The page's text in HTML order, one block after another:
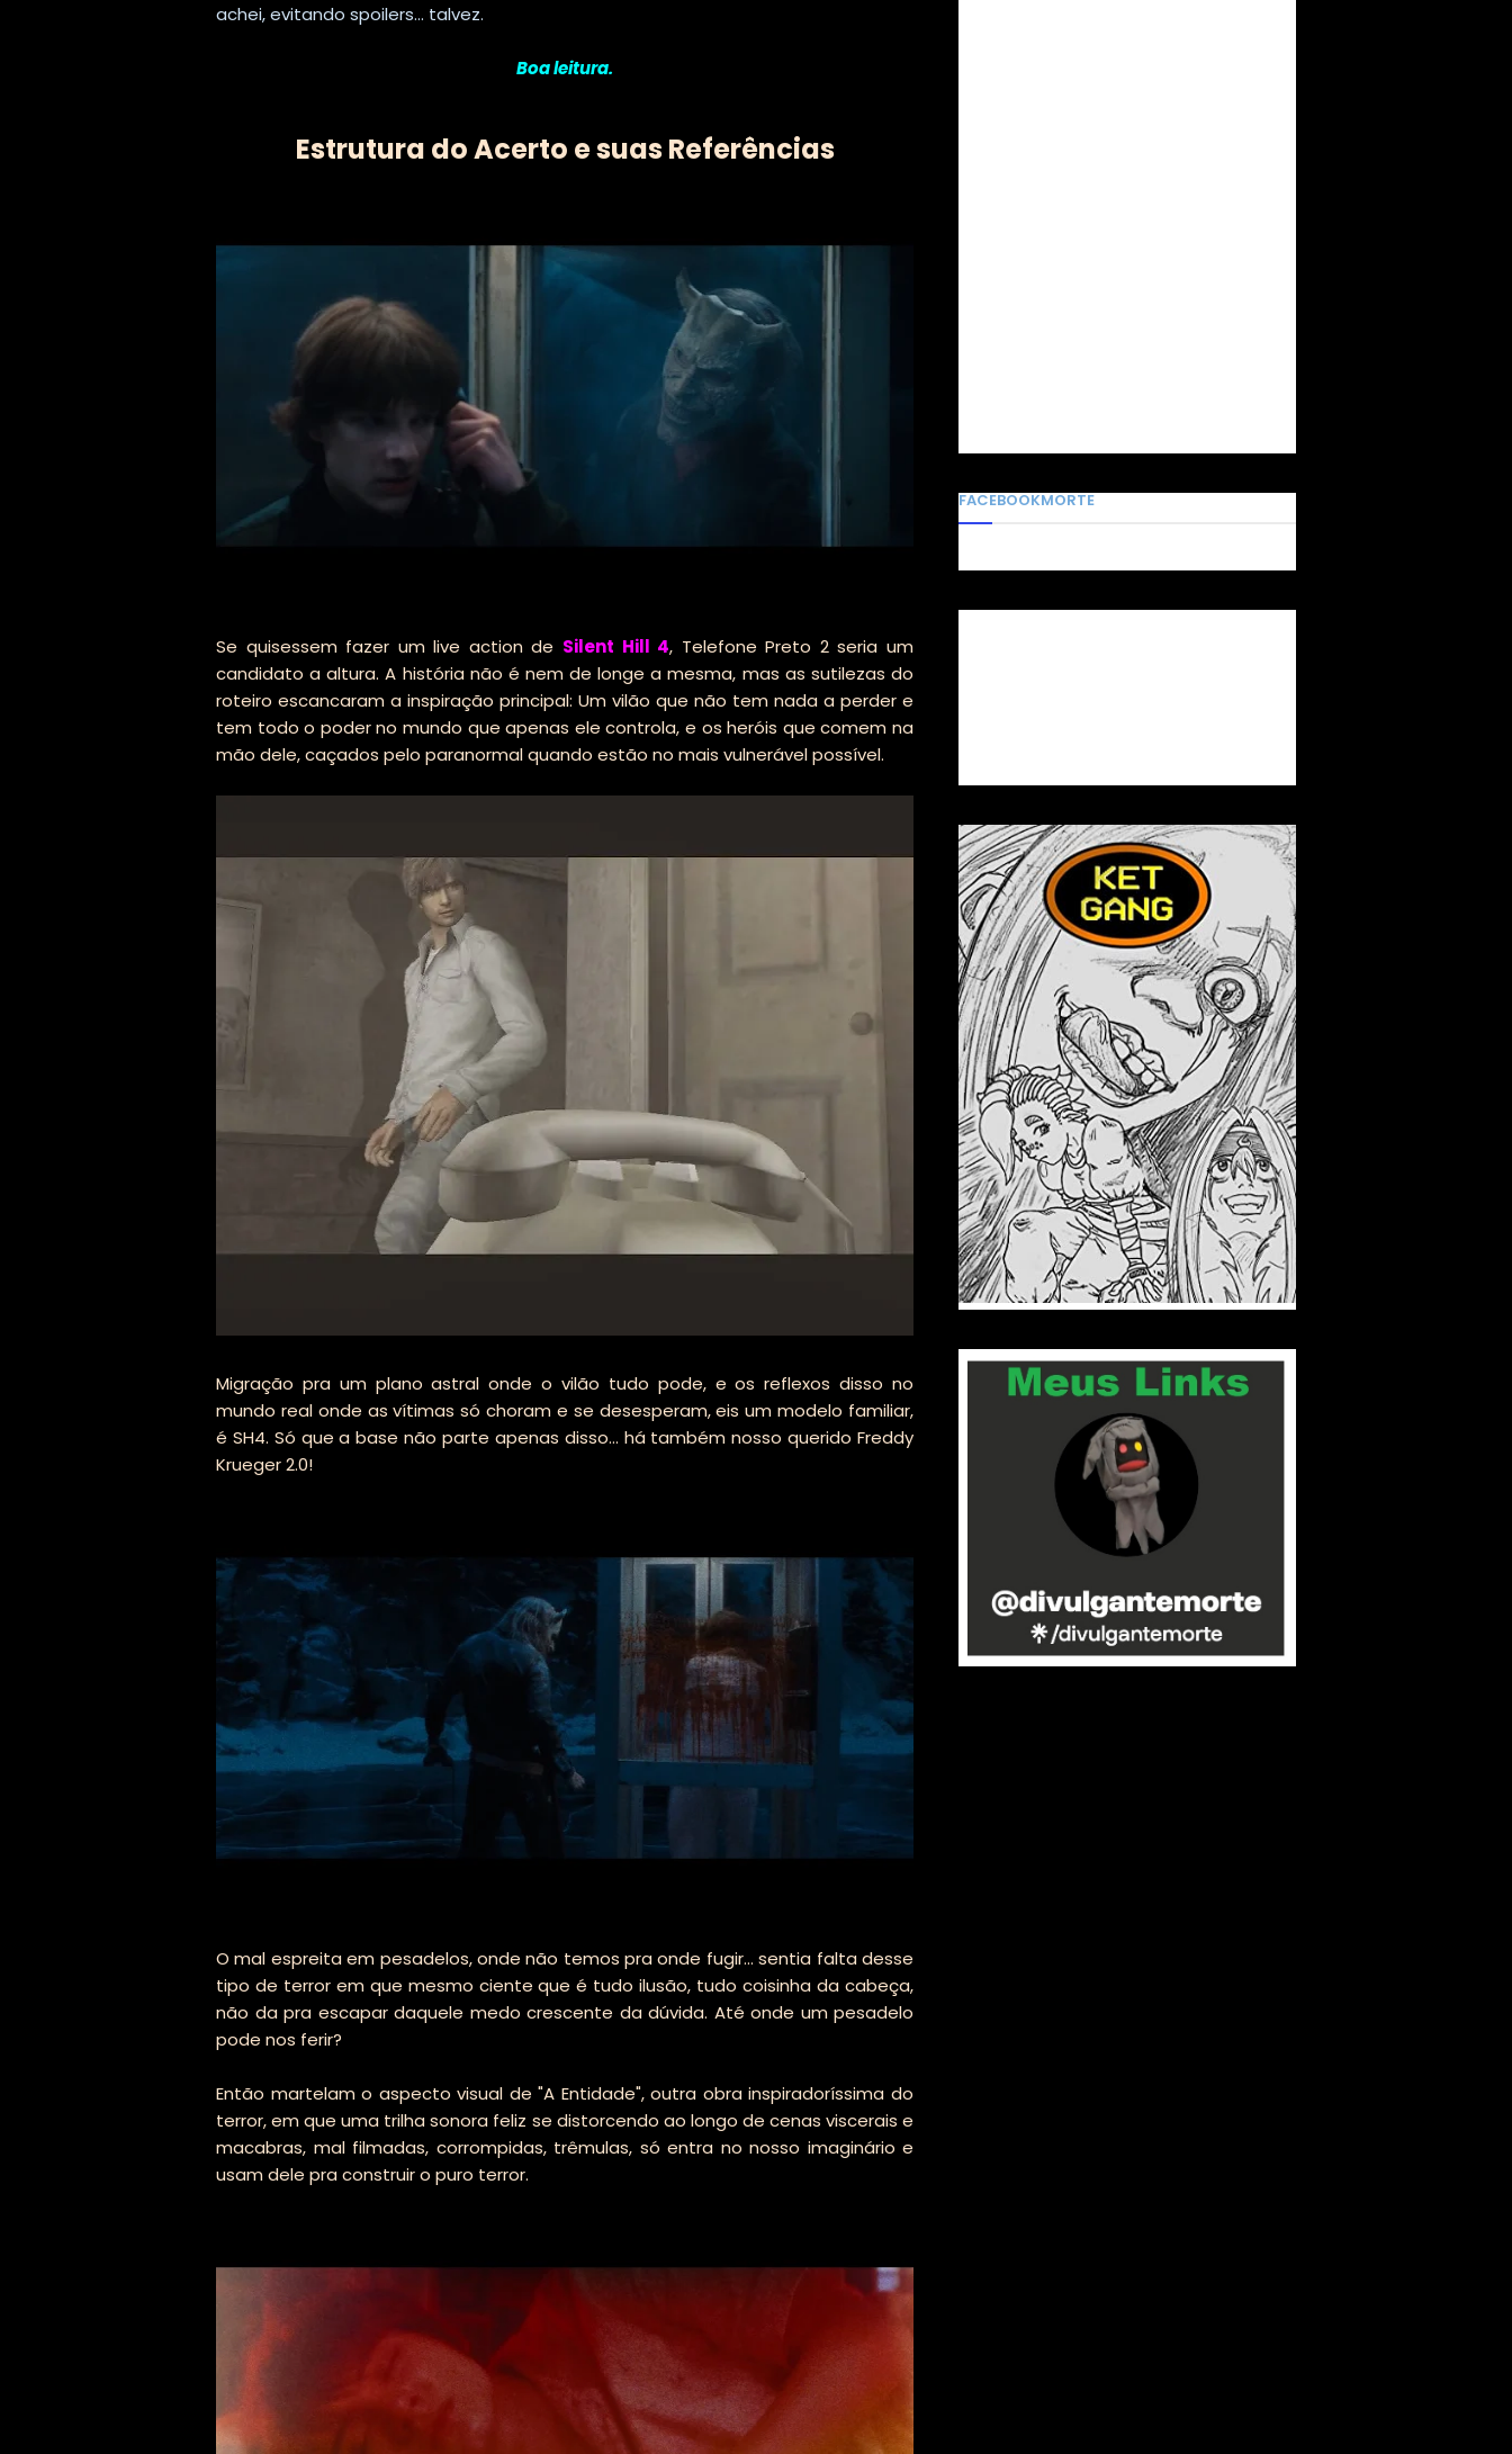
achei, evitando spoilers... talvez.
Boa leitura.
Estrutura do Acerto e suas Referências
Se quisessem fazer um live action de Silent Hill 4, Telefone Preto 2 seria um
candidato a altura. A história não é nem de longe a mesma, mas as sutilezas do
roteiro escancaram a inspiração principal: Um vilão que não tem nada a perder e
tem todo o poder no mundo que apenas ele controla, e os heróis que comem na
mão dele, caçados pelo paranormal quando estão no mais vulnerável possível.
Migração pra um plano astral onde o vilão tudo pode, e os reflexos disso no
mundo real onde as vítimas só choram e se desesperam, eis um modelo familiar,
é SH4. Só que a base não parte apenas disso... há também nosso querido Freddy
Krueger 2.0!
O mal espreita em pesadelos, onde não temos pra onde fugir... sentia falta desse
tipo de terror em que mesmo ciente que é tudo ilusão, tudo coisinha da cabeça,
não da pra escapar daquele medo crescente da dúvida. Até onde um pesadelo
pode nos ferir?
Então martelam o aspecto visual de "A Entidade", outra obra inspiradoríssima do
terror, em que uma trilha sonora feliz se distorcendo ao longo de cenas viscerais e
macabras, mal filmadas, corrompidas, trêmulas, só entra no nosso imaginário e
usam dele pra construir o puro terror.
FACEBOOKMORTE